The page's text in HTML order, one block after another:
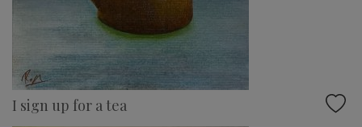
I sign up for a tea